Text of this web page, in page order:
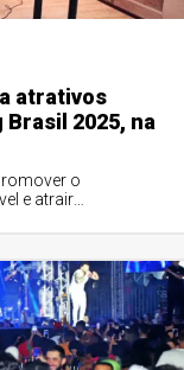
atrativos
2025, na
o
e atrair